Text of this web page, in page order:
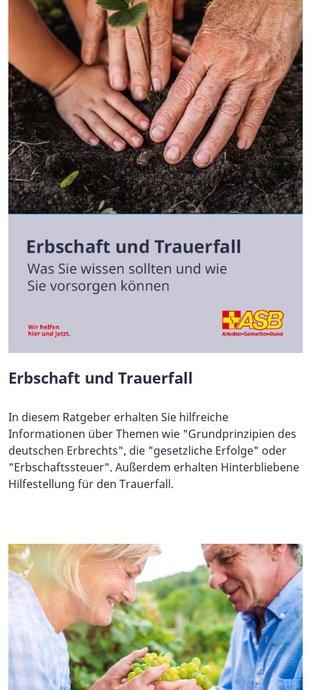
Erbschaft und Trauerfall
In diesem Ratgeber erhalten Sie hilfreiche
Informationen über Themen wie "Grundprinzipien des
deutschen Erbrechts", die "gesetzliche Erfolge" oder
"Erbschaftssteuer". Außerdem erhalten Hinterbliebene
Hilfestellung für den Trauerfall.